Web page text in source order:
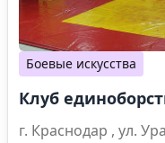
Боевые искусства
Клуб
г.